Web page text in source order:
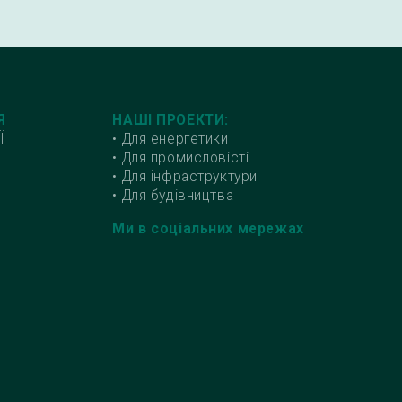
НАШІ ПРОЕКТИ:
• Для енергетики
• Для промисловісті
• Для інфраструктури
• Для будівництва
Ми в соціальних мережах